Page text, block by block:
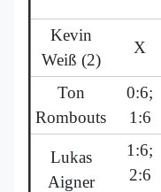
Kevin
Weiß (2)
X
Ton
Rombouts
0:6;
1:6
Lukas
Aigner
1:6;
2:6